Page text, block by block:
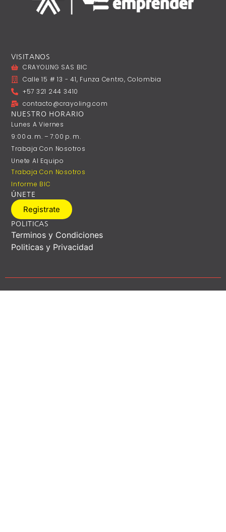
VISITANOS
CRAYOLING SAS BIC
Calle 15 # 13 - 41, Funza Centro, Colombia
+57 321 244 3410
contacto@crayoling.com
NUESTRO HORARIO
Lunes A ‎Viernes
9:00 A. M. – 7:00 P. M.
Trabaja Con Nosotros
Unete Al Equipo
Trabaja Con Nosotros
Informe BIC
ÚNETE
Registrate
POLITICAS
Terminos y Condiciones
Politicas y Privacidad